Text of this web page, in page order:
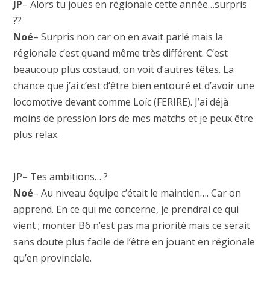
JP– Alors tu joues en régionale cette année…surpris
??
Noé– Surpris non car on en avait parlé mais la
régionale c’est quand même très différent. C’est
beaucoup plus costaud, on voit d’autres têtes. La
chance que j’ai c’est d’être bien entouré et d’avoir une
locomotive devant comme Loïc (FERIRE). J’ai déjà
moins de pression lors de mes matchs et je peux être
plus relax.
JP– Tes ambitions… ?
Noé– Au niveau équipe c’était le maintien…. Car on
apprend. En ce qui me concerne, je prendrai ce qui
vient ; monter B6 n’est pas ma priorité mais ce serait
sans doute plus facile de l’être en jouant en régionale
qu’en provinciale.